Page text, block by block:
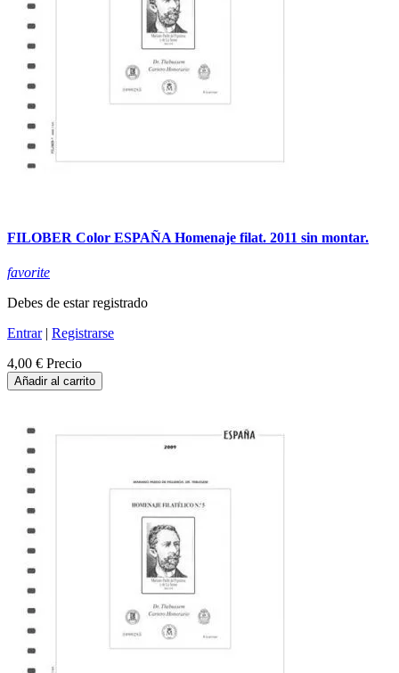
FILOBER Color ESPAÑA Homenaje filat. 2011 sin montar.
favorite
Debes de estar registrado
Entrar| Registrarse
4,00 € Precio
Añadir al carrito